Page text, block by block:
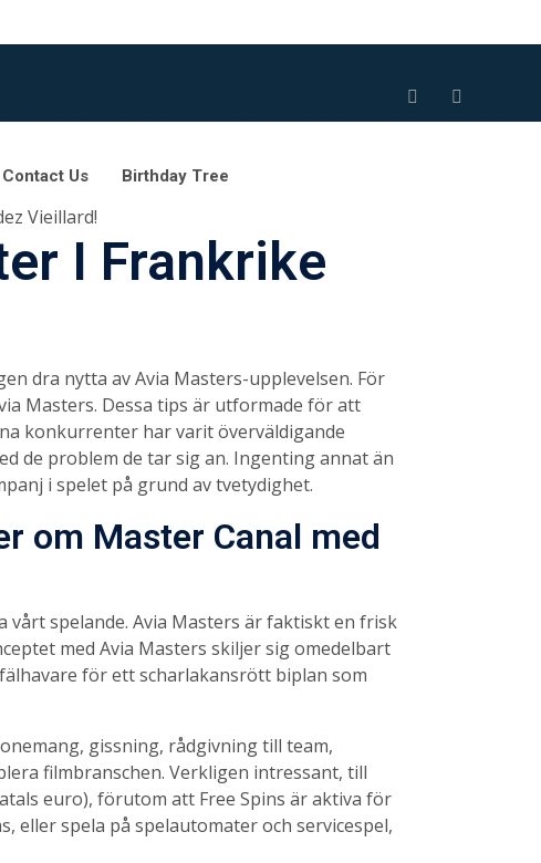
Contact Us Birthday Tree
Vieillard!
I Frankrike
dra nytta av Avia Masters-upplevelsen. För
Masters. Dessa tips är utformade för att
konkurrenter har varit överväldigande
de problem de tar sig an. Ingenting annat än
i spelet på grund av tvetydighet.
om Master Canal med
spelande. Avia Masters är faktiskt en frisk
med Avia Masters skiljer sig omedelbart
för ett scharlakansrött biplan som
gissning, rådgivning till team,
filmbranschen. Verkligen intressant, till
euro), förutom att Free Spins är aktiva för
eller spela på spelautomater och servicespel,